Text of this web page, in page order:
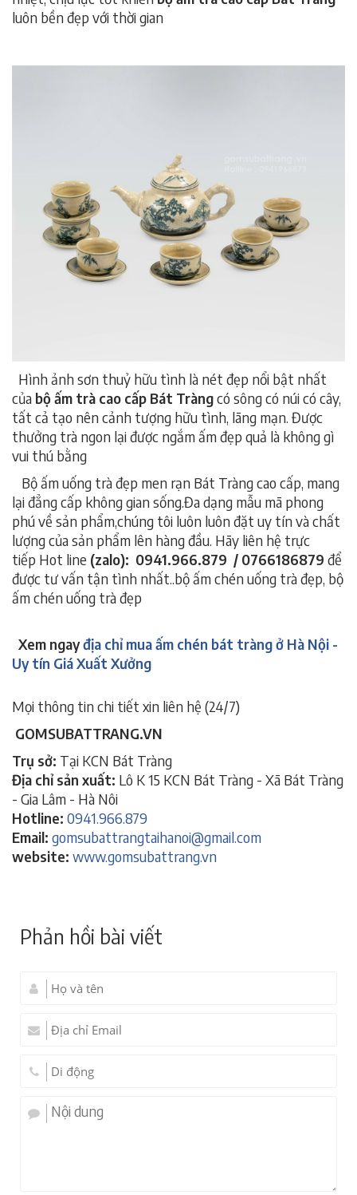
luôn bền đẹp với thời gian
Hình ảnh sơn thuỷ hữu tình là nét đẹp nổi bật nhất
của bộ ấm trà cao cấp Bát Tràngcó sông có núi có cây,
tất cả tạo nên cảnh tượng hữu tình, lãng mạn. Được
thưởng trà ngon lại được ngắm ấm đẹp quả là không gì
vui thú bằng
Bộ ấm uống trà đẹp men rạn Bát Tràng cao cấp, mang
lại đẳng cấp không gian sống.Đa dạng mẫu mã phong
phú về sản phẩm,chúng tôi luôn luôn đặt uy tín và chất
lượng của sản phẩm lên hàng đầu. Hãy liên hệ trực
tiếp Hot line (zalo): 0941.966.879 / 0766186879 để
được tư vấn tận tình nhất..bộ ấm chén uống trà đẹp, bộ
ấm chén uống trà đẹp
Xem ngayđịa chỉ mua ấm chén bát tràng ở Hà Nội -
Uy tín Giá Xuất Xưởng
Mọi thông tin chi tiết xin liên hệ (24/7)
GOMSUBATTRANG.VN
Trụ sở: Tại KCN Bát Tràng
Địa chỉ sản xuất: Lô K 15 KCN Bát Tràng - Xã Bát Tràng
- Gia Lâm - Hà Nôi
Hotline: 0941.966.879
Email: gomsubattrangtaihanoi@gmail.com
website: www.gomsubattrang.vn
Phản hồi bài viết